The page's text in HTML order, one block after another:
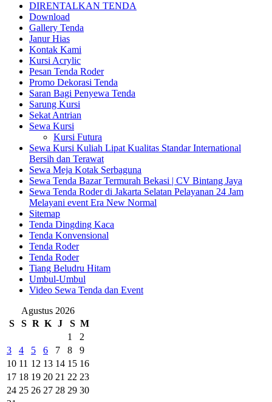
DIRENTALKAN TENDA
Download
Gallery Tenda
Janur Hias
Kontak Kami
Kursi Acrylic
Pesan Tenda Roder
Promo Dekorasi Tenda
Saran Bagi Penyewa Tenda
Sarung Kursi
Sekat Antrian
Sewa Kursi
Kursi Futura
Sewa Kursi Kuliah Lipat Kualitas Standar International
Bersih dan Terawat
Sewa Meja Kotak Serbaguna
Sewa Tenda Bazar Termurah Bekasi | CV Bintang Jaya
Sewa Tenda Roder di Jakarta Selatan Pelayanan 24 Jam
Melayani event Era New Normal
Sitemap
Tenda Dingding Kaca
Tenda Konvensional
Tenda Roder
Tenda Roder
Tiang Beludru Hitam
Umbul-Umbul
Video Sewa Tenda dan Event
Agustus 2026
S
S R K J S M
1
2
3
4 5 6 7 8
9
10 11 12 13 14 15 16
17 18 19 20 21 22 23
24 25 26 27 28 29 30